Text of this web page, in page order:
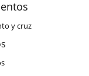
y cruz